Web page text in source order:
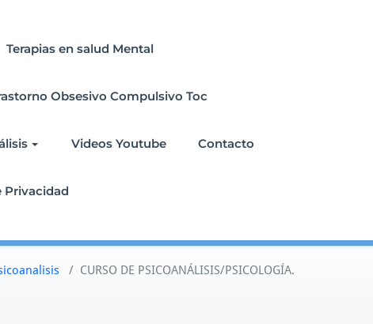
Terapias en salud Mental
Obsesivo Compulsivo Toc
Videos Youtube Contacto
Privacidad
/ CURSO DE PSICOANÁLISIS/PSICOLOGÍA.